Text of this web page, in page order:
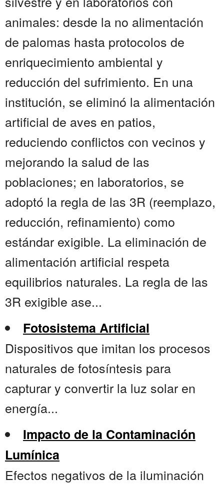
animales: desde la no alimentación
de palomas hasta protocolos de
enriquecimiento ambiental y
reducción del sufrimiento. En una
institución, se eliminó la alimentación
artificial de aves en patios,
reduciendo conflictos con vecinos y
mejorando la salud de las
poblaciones; en laboratorios, se
adoptó la regla de las 3R (reemplazo,
reducción, refinamiento) como
estándar exigible. La eliminación de
alimentación artificial respeta
equilibrios naturales. La regla de las
3R exigible ase...
Fotosistema Artificial
Dispositivos que imitan los procesos
naturales de fotosíntesis para
capturar y convertir la luz solar en
energía...
Impacto de la Contaminación
Lumínica
Efectos negativos de la iluminación